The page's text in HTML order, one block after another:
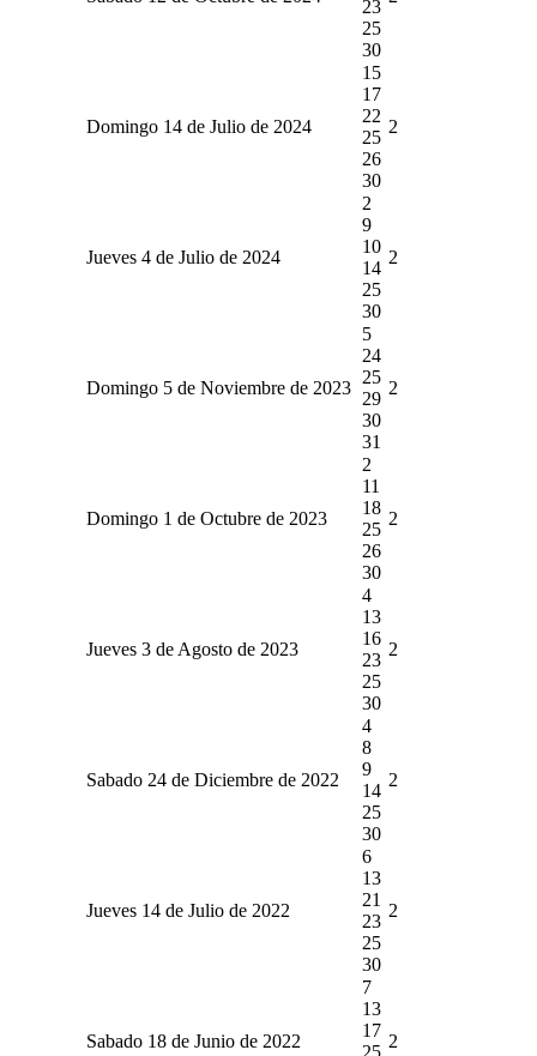
23
25
30
Domingo 14 de Julio de 2024
15
17
22
25
26
30
2
Jueves 4 de Julio de 2024
2
9
10
14
25
30
2
Domingo 5 de Noviembre de 2023
5
24
25
29
30
31
2
Domingo 1 de Octubre de 2023
2
11
18
25
26
30
2
Jueves 3 de Agosto de 2023
4
13
16
23
25
30
2
Sabado 24 de Diciembre de 2022
4
8
9
14
25
30
2
Jueves 14 de Julio de 2022
6
13
21
23
25
30
2
Sabado 18 de Junio de 2022
7
13
17
25
2